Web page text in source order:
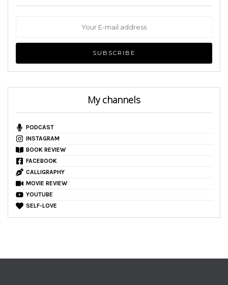
My channels
PODCAST
INSTAGRAM
BOOK REVIEW
FACEBOOK
CALLIGRAPHY
MOVIE REVIEW
YOUTUBE
SELF-LOVE